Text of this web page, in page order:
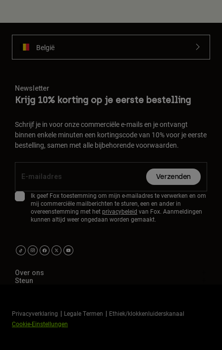
België
Newsletter
Krijg 10% korting op je eerste bestelling
Schrijf je in voor onze commerciële e-mails en je ontvangt
binnen enkele minuten een kortingscode van 10% voor je eerste
bestelling, samen met alle bijbehorende voorwaarden.
Verzenden
Ik geef Fox toestemming om mijn e-mailadres te verwerken en om
mij commerciële mailberichten te sturen, een en ander in
overeenstemming met het privacybeleid van Fox. Aanmeldingen
kunnen altijd weer ongedaan worden gemaakt.
Over ons
Steun
Privacyverklaring Legale Termen
Ethiek/klokkenluiderskanaal
Cookie-Einstellungen